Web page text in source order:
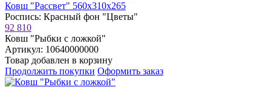
Ковш "Рассвет" 560х310х265
Роспись: Красный фон "Цветы"
92 810
Ковш "Рыбки с ложкой"
Артикул: 10640000000
Товар добавлен в корзину
Продолжить покупки Оформить заказ